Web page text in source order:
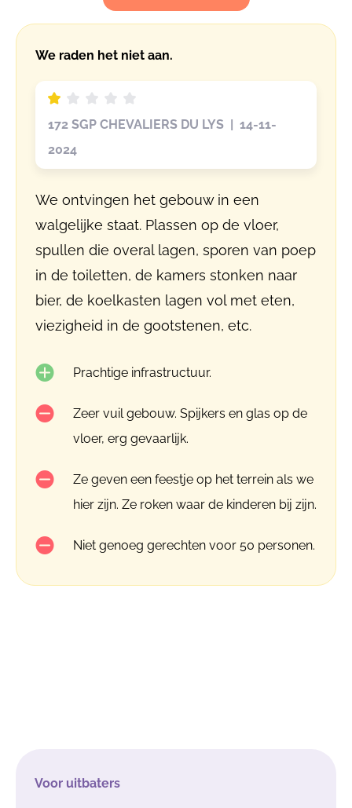
We raden het niet aan.
172 SGP CHEVALIERS DU LYS | 14-11-
2024
We ontvingen het gebouw in een
walgelijke staat. Plassen op de vloer,
spullen die overal lagen, sporen van poep
in de toiletten, de kamers stonken naar
bier, de koelkasten lagen vol met eten,
viezigheid in de gootstenen, etc.
Prachtige infrastructuur.
Zeer vuil gebouw. Spijkers en glas op de
vloer, erg gevaarlijk.
Ze geven een feestje op het terrein als we
hier zijn. Ze roken waar de kinderen bij zijn.
Niet genoeg gerechten voor 50 personen.
Voor uitbaters